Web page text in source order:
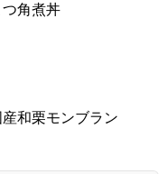
角煮丼
和栗モンブラン